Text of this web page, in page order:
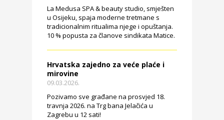
La Medusa SPA & beauty studio, smješten
u Osijeku, spaja moderne tretmane s
tradicionalnim ritualima njege i opuštanja.
10 % popusta za članove sindikata Matice.
Hrvatska zajedno za veće plaće i
mirovine
09.03.2026.
Pozivamo sve građane na prosvjed 18.
travnja 2026. na Trg bana Jelačića u
Zagrebu u 12 sati!